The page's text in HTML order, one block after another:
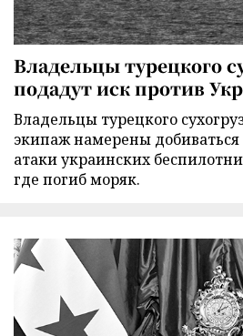
Владельцы турецкого
подадут иск против
Владельцы турецкого
экипаж намерены добиваться
атаки украинских
где погиб моряк.